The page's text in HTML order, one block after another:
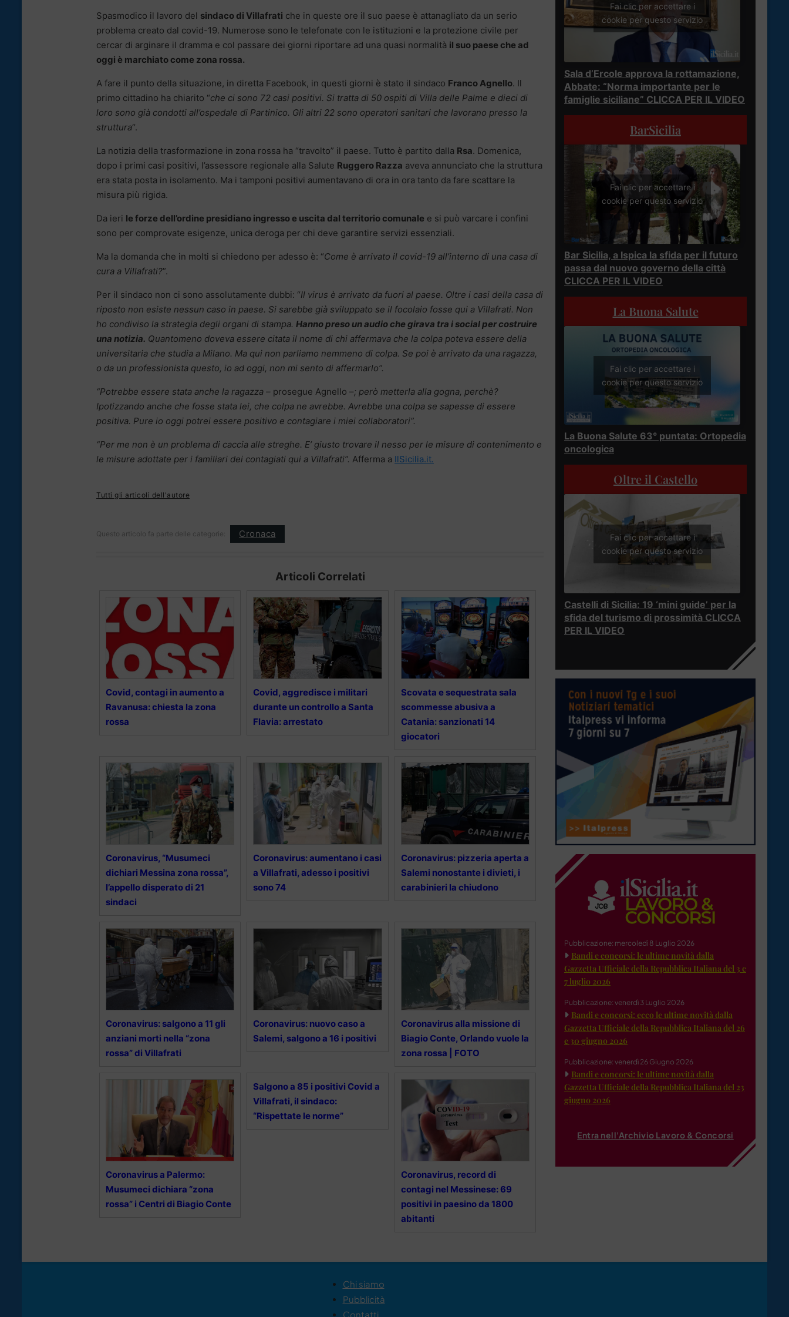
Spasmodico il lavoro del sindaco di Villafrati che in queste ore il suo paese è attanagliato da un serio
problema creato dal covid-19. Numerose sono le telefonate con le istituzioni e la protezione civile per
cercar di arginare il dramma e col passare dei giorni riportare ad una quasi normalità il suo paese che ad
oggi è marchiato come zona rossa.
A fare il punto della situazione, in diretta Facebook, in questi giorni è stato il sindaco Franco Agnello. Il
primo cittadino ha chiarito “che ci sono 72 casi positivi. Si tratta di 50 ospiti di Villa delle Palme e dieci di
loro sono già condotti all’ospedale di Partinico. Gli altri 22 sono operatori sanitari che lavorano presso la
struttura“.
La notizia della trasformazione in zona rossa ha “travolto” il paese. Tutto è partito dalla Rsa. Domenica,
dopo i primi casi positivi, l’assessore regionale alla Salute Ruggero Razza aveva annunciato che la struttura
era stata posta in isolamento. Ma i tamponi positivi aumentavano di ora in ora tanto da fare scattare la
misura più rigida.
Da ieri le forze dell’ordine presidiano ingresso e uscita dal territorio comunale e si può varcare i confini
sono per comprovate esigenze, unica deroga per chi deve garantire servizi essenziali.
Ma la domanda che in molti si chiedono per adesso è: “Come è arrivato il covid-19 all’interno di una casa di
cura a Villafrati?”.
Per il sindaco non ci sono assolutamente dubbi: “Il virus è arrivato da fuori al paese. Oltre i casi della casa di
riposto non esiste nessun caso in paese. Si sarebbe già sviluppato se il focolaio fosse qui a Villafrati. Non
ho condiviso la strategia degli organi di stampa. Hanno preso un audio che girava tra i social per costruire
una notizia. Quantomeno doveva essere citata il nome di chi affermava che la colpa poteva essere della
universitaria che studia a Milano. Ma qui non parliamo nemmeno di colpa. Se poi è arrivato da una ragazza,
o da un professionista questo, io ad oggi, non mi sento di affermarlo”.
“Potrebbe essere stata anche la ragazza – prosegue Agnello –; però metterla alla gogna, perchè?
Ipotizzando anche che fosse stata lei, che colpa ne avrebbe. Avrebbe una colpa se sapesse di essere
positiva. Pure io oggi potrei essere positivo e contagiare i miei collaboratori”.
“Per me non è un problema di caccia alle streghe. E’ giusto trovare il nesso per le misure di contenimento e
le misure adottate per i familiari dei contagiati qui a Villafrati”. Afferma a IlSicilia.it.
Tutti gli articoli dell'autore
Questo articolo fa parte delle categorie: Cronaca
Articoli Correlati
Covid, contagi in aumento a
Ravanusa: chiesta la zona
rossa
Covid, aggredisce i militari
durante un controllo a Santa
Flavia: arrestato
Scovata e sequestrata sala
scommesse abusiva a
Catania: sanzionati 14
giocatori
Coronavirus, “Musumeci
dichiari Messina zona rossa”,
l’appello disperato di 21
sindaci
Coronavirus: aumentano i casi
a Villafrati, adesso i positivi
sono 74
Coronavirus: pizzeria aperta a
Salemi nonostante i divieti, i
carabinieri la chiudono
Coronavirus: salgono a 11 gli
anziani morti nella “zona
rossa” di Villafrati
Coronavirus: nuovo caso a
Salemi, salgono a 16 i positivi
Coronavirus alla missione di
Biagio Conte, Orlando vuole la
zona rossa | FOTO
Coronavirus a Palermo:
Musumeci dichiara “zona
rossa” i Centri di Biagio Conte
Salgono a 85 i positivi Covid a
Villafrati, il sindaco:
“Rispettate le norme”
Coronavirus, record di
contagi nel Messinese: 69
positivi in paesino da 1800
abitanti
Fai clic per accettare i
cookie per questo servizio
Sala d’Ercole approva la rottamazione,
Abbate: “Norma importante per le
famiglie siciliane” CLICCA PER IL VIDEO
BarSicilia
Fai clic per accettare i
cookie per questo servizio
Bar Sicilia, a Ispica la sfida per il futuro
passa dal nuovo governo della città
CLICCA PER IL VIDEO
La Buona Salute
Fai clic per accettare i
cookie per questo servizio
La Buona Salute 63° puntata: Ortopedia
oncologica
Oltre il Castello
Fai clic per accettare i
cookie per questo servizio
Castelli di Sicilia: 19 ‘mini guide’ per la
sfida del turismo di prossimità CLICCA
PER IL VIDEO
Pubblicazione: mercoledì 8 Luglio 2026
Bandi e concorsi: le ultime novità dalla
Gazzetta Ufficiale della Repubblica Italiana del 3 e
7 luglio 2026
Pubblicazione: venerdì 3 Luglio 2026
Bandi e concorsi: ecco le ultime novità dalla
Gazzetta Ufficiale della Repubblica Italiana del 26
e 30 giugno 2026
Pubblicazione: venerdì 26 Giugno 2026
Bandi e concorsi: le ultime novità dalla
Gazzetta Ufficiale della Repubblica Italiana del 23
giugno 2026
Entra nell'Archivio Lavoro & Concorsi
Chi siamo
Pubblicità
Contatti